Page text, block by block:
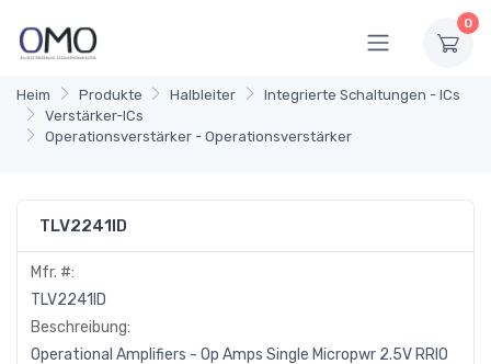
0
Heim Produkte Halbleiter
Integrierte Schaltungen - ICs
Verstärker-ICs
Operationsverstärker - Operationsverstärker
TLV2241ID
Mfr. #:
TLV2241ID
Beschreibung:
Operational Amplifiers - Op Amps Single Micropwr 2.5V RRIO